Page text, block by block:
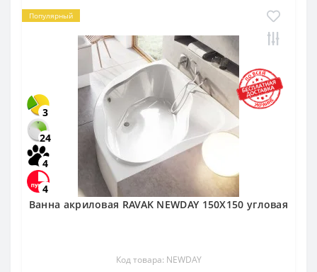
Популярный
3
24
4
4
Ванна акриловая RAVAK NEWDAY 150X150 угловая
Код товара: NEWDAY